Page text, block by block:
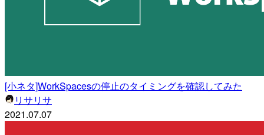
[小ネタ]WorkSpacesの停止のタイミングを確認してみた
リサリサ
2021.07.07